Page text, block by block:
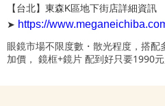
【台北】 東森K區地下街店詳細資訊
➤ https://
眼鏡市場不限度數・散光程度，搭
加價， 鏡框+鏡片 配到好只要1990元